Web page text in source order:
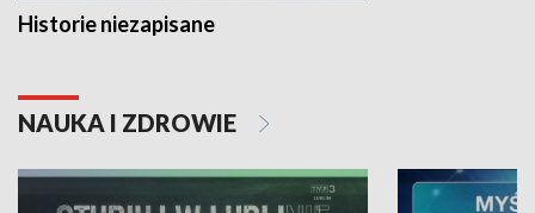
Historie niezapisane
NAUKA I ZDROWIE